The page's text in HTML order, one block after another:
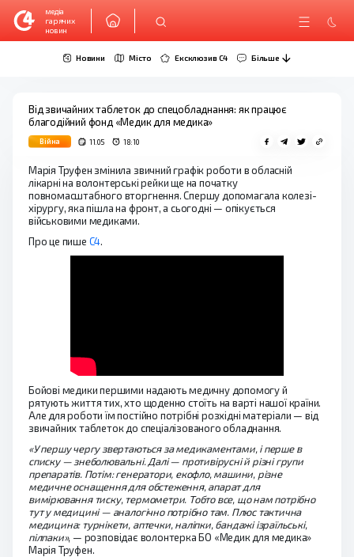
медіа
гарячих
новин
Новини Місто Ексклюзив C4 Більше
Від звичайних таблеток до спецобладнання: як працює
благодійний фонд «Медик для медика»
Війна 11.05 18:10
Марія Труфен змінила звичний графік роботи в обласній
лікарні на волонтерські рейки ще на початку
повномасштабного вторгнення. Спершу допомагала колезі-
хірургу, яка пішла на фронт, а сьогодні — опікується
військовими медиками.
Про це пише С4.
Бойові медики першими надають медичну допомогу й
рятують життя тих, хто щоденно стоїть на варті нашої країни.
Але для роботи їм постійно потрібні розхідні матеріали — від
звичайних таблеток до спеціалізованого обладнання.
«У першу чергу звертаються за медикаментами, і перше в
списку — знеболювальні. Далі — противірусні й різні групи
препаратів. Потім: генератори, екофло, машини, різне
медичне оснащення для обстеження, апарат для
вимірювання тиску, термометри. Тобто все, що нам потрібно
тут у медицині — аналогічно потрібно там. Плюс тактична
медицина: турнікети, аптечки, наліпки, бандажі ізраїльські,
пілпаки», — розповідає волонтерка БО «Медик для медика»
Марія Труфен.